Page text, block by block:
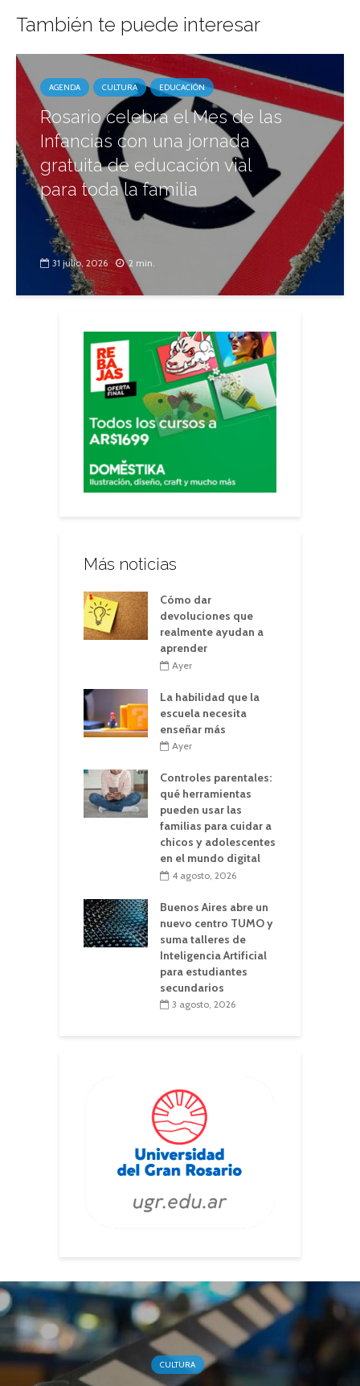
También te puede interesar
AGENDA CULTURA EDUCACIÓN
Rosario celebra el Mes de las
Infancias con una jornada
gratuita de educación vial
para toda la familia
31 julio, 2026 2 min.
Más noticias
Cómo dar
devoluciones que
realmente ayudan a
aprender
Ayer
La habilidad que la
escuela necesita
enseñar más
Ayer
Controles parentales:
qué herramientas
pueden usar las
familias para cuidar a
chicos y adolescentes
en el mundo digital
4 agosto, 2026
Buenos Aires abre un
nuevo centro TUMO y
suma talleres de
Inteligencia Artificial
para estudiantes
secundarios
3 agosto, 2026
CULTURA